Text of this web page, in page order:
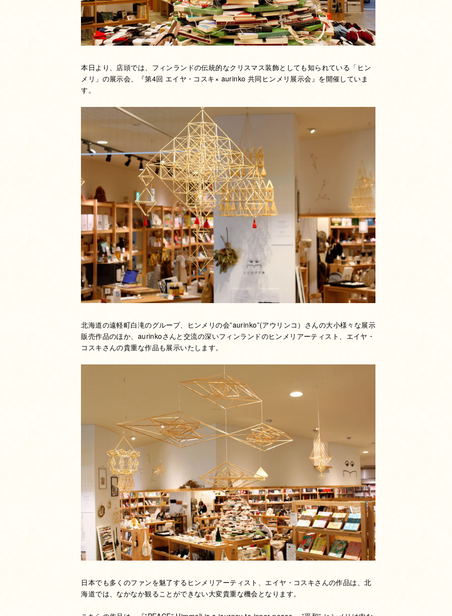
本日より、店頭では、フィンランドの伝統的なクリスマス装飾としても知られている「ヒン
メリ」の展示会、『第4回 エイヤ・コスキ× aurinko 共同ヒンメリ展示会』を開催していま
す。
北海道の遠軽町白滝のグループ、ヒンメリの会”aurinko”(アウリンコ）さんの大小様々な展示
販売作品のほか、aurinkoさんと交流の深いフィンランドのヒンメリアーティスト、エイヤ・
コスキさんの貴重な作品も展示いたします。
日本でも多くのファンを魅了するヒンメリアーティスト、エイヤ・コスキさんの作品は、北
海道では、なかなか観ることができない大変貴重な機会となります。